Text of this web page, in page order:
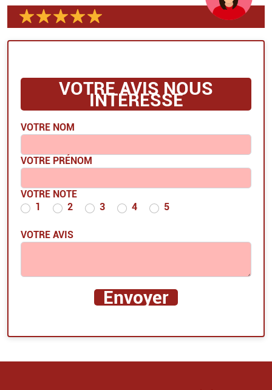
VOTRE AVIS NOUS
INTÉRESSE
VOTRE NOM
VOTRE PRÉNOM
VOTRE NOTE
1
2 3 4 5
VOTRE AVIS